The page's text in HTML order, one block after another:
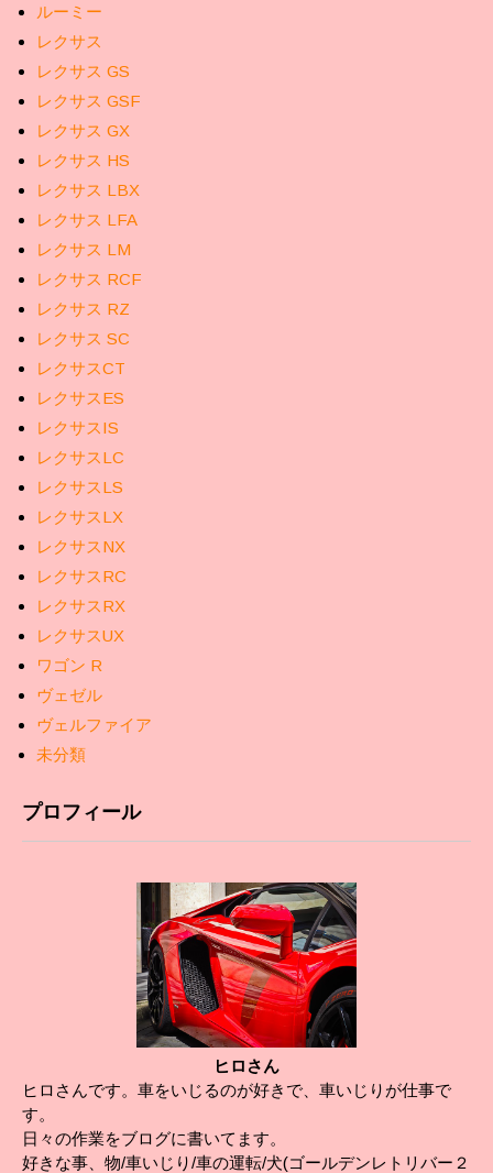
ルーミー
レクサス
レクサス GS
レクサス GSF
レクサス GX
レクサス HS
レクサス LBX
レクサス LFA
レクサス LM
レクサス RCF
レクサス RZ
レクサス SC
レクサスCT
レクサスES
レクサスIS
レクサスLC
レクサスLS
レクサスLX
レクサスNX
レクサスRC
レクサスRX
レクサスUX
ワゴン R
ヴェゼル
ヴェルファイア
未分類
プロフィール
ヒロさん
ヒロさんです。車をいじるのが好きで、車いじりが仕事で
す。
日々の作業をブログに書いてます。
好きな事、物/車いじり/車の運転/犬(ゴールデンレトリバー２